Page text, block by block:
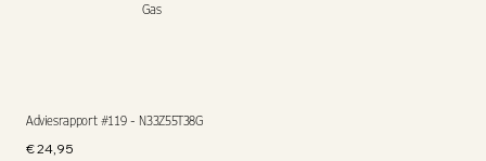
Gas
Adviesrapport #119 - N33Z55T38G
Prijs
€ 24,95